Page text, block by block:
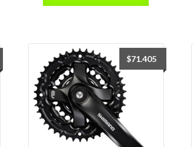
$71.405